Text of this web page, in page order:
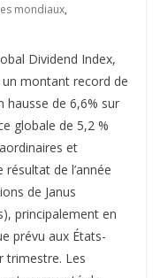
mondiaux,
Dividend Index,
montant record de
hausse de 6,6% sur
globale de 5,2 %
et
résultat de l’année
de Janus
principalement en
prévu aux États-
trimestre. Les